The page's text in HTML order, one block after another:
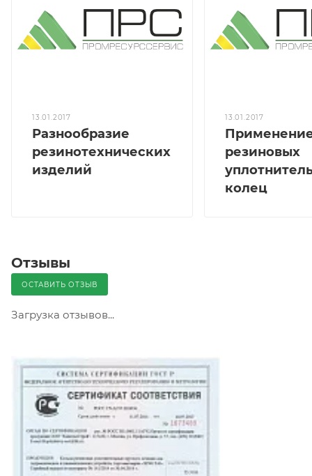
13.01.2017
Разнообразие
резинотехнических
изделий
13.01.2017
резиновых
колец
Отзывы
ОСТАВИТЬ ОТЗЫВ
Загрузка отзывов...